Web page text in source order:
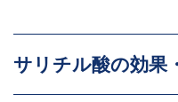
サリチル酸の効果